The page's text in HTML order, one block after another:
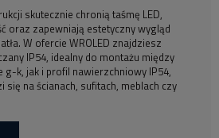
skutecznie chronią taśmę LED,
oraz zapewniają estetyczny wygląd
W ofercie WROLED znajdziesz
IP54, idealny do montażu między
g-k, jak i profil nawierzchniowy IP54,
na ścianach, sufitach, meblach czy